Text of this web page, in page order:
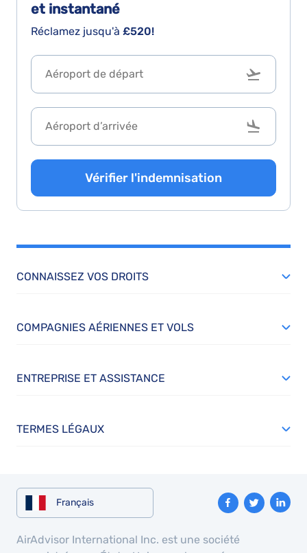
et instantané
Réclamez jusqu'à £520!
Vérifier l'indemnisation
CONNAISSEZ VOS DROITS
COMPAGNIES AÉRIENNES ET VOLS
ENTREPRISE ET ASSISTANCE
TERMES LÉGAUX
Français
AirAdvisor International Inc. est une société